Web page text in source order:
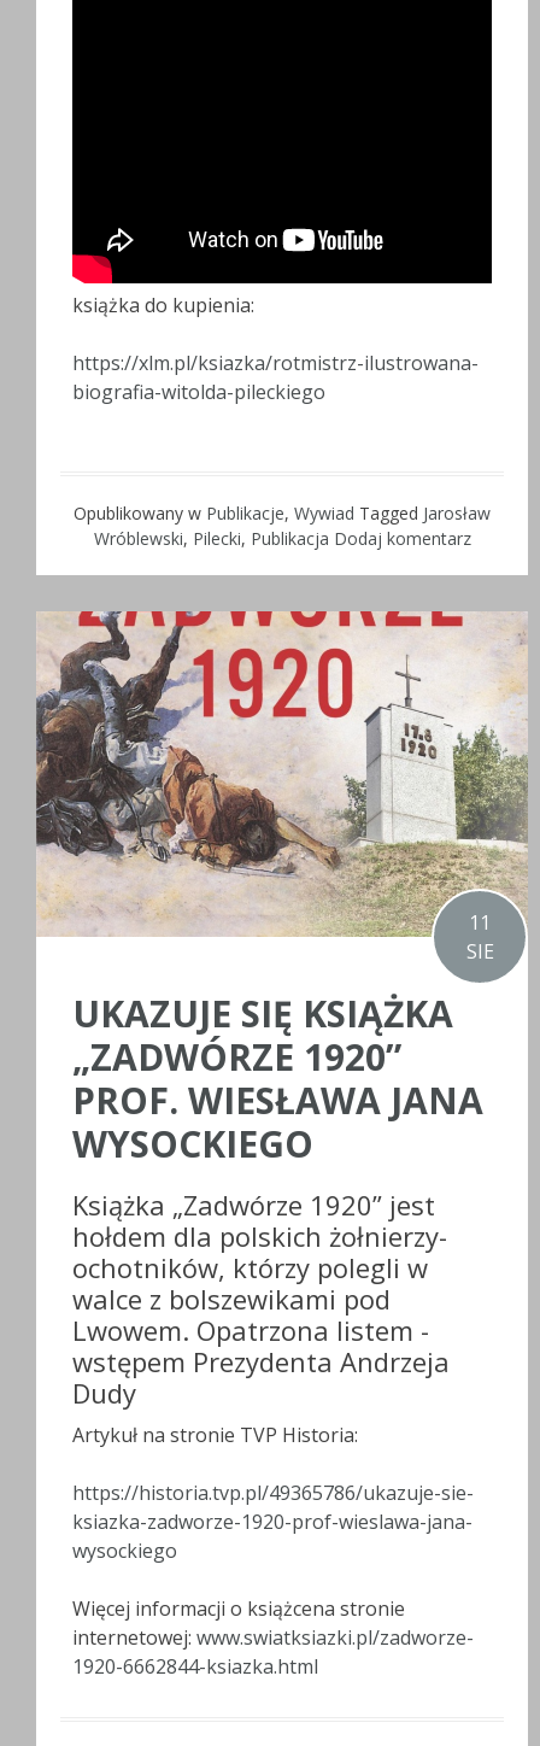
książka do kupienia:
https://xlm.pl/ksiazka/rotmistrz-ilustrowana-
biografia-witolda-pileckiego
Opublikowany w Publikacje, Wywiad Tagged Jarosław
Wróblewski, Pilecki, Publikacja Dodaj komentarz
11
SIE
UKAZUJE SIĘ KSIĄŻKA
„ZADWÓRZE 1920”
PROF. WIESŁAWA JANA
WYSOCKIEGO
Książka „Zadwórze 1920” jest
hołdem dla polskich żołnierzy-
ochotników, którzy polegli w
walce z bolszewikami pod
Lwowem. Opatrzona listem -
wstępem Prezydenta Andrzeja
Dudy
Artykuł na stronie TVP Historia:
https://historia.tvp.pl/49365786/ukazuje-sie-
ksiazka-zadworze-1920-prof-wieslawa-jana-
wysockiego
Więcej informacji o książcena stronie
internetowej: www.swiatksiazki.pl/zadworze-
1920-6662844-ksiazka.html